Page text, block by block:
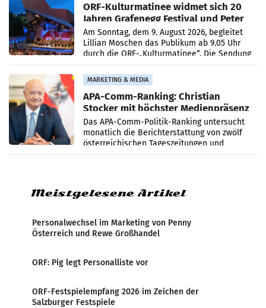
ORF-Kulturmatinee widmet sich 20
Jahren Grafenegg Festival und Peter
Simonischek
Am Sonntag, dem 9. August 2026, begleitet
Lillian Moschen das Publikum ab 9.05 Uhr
durch die ORF-„Kulturmatinee“. Die Sendung
startet mit der Dokumentation „20 Jahre
Grafenegg
MARKETING & MEDIA
APA-Comm-Ranking: Christian
Stocker mit höchster Medienpräsenz
im Juli
Das APA-Comm-Politik-Ranking untersucht
monatlich die Berichterstattung von zwölf
österreichischen Tageszeitungen und
analysiert, welche Politikerinnen und
Meistgelesene Artikel
Personalwechsel im Marketing von Penny
Österreich und Rewe Großhandel
ORF: Pig legt Personalliste vor
ORF-Festspielempfang 2026 im Zeichen der
Salzburger Festspiele